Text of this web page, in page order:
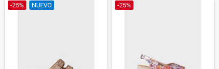
-25% NUEVO -25%